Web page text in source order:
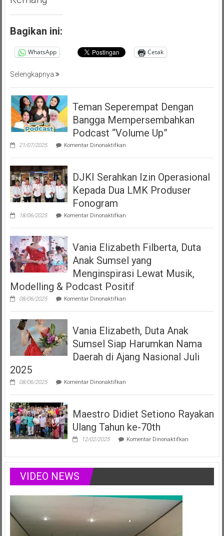
Bagikan ini:
WhatsApp Cetak
Selengkapnya
Teman Seperempat Dengan
Bangga Mempersembahkan
Podcast “Volume Up”
21/07/2025 Komentar Dinonaktifkanpada
Seperempat
Bangga
Mempersembahkan
Podcast
DJKI Serahkan Izin Operasional
Kepada Dua LMK Produser
Fonogram
18/06/2025 Komentar Dinonaktifkanpada
Serahkan
Operasional
Kepada
Dua
LMK
Produser
Fonogram
Vania Elizabeth Filberta, Duta
Anak Sumsel yang
Menginspirasi Lewat Musik,
Modelling & Podcast Positif
08/06/2025 Komentar Dinonaktifkanpada
Elizabeth
Duta
Anak
Sumsel
Menginspirasi
Modelling
Positif
Vania Elizabeth, Duta Anak
Sumsel Siap Harumkan Nama
Daerah di Ajang Nasional Juli
2025
08/06/2025 Komentar Dinonaktifkanpada
Elizabeth,
Anak
Sumsel
Siap
Harumkan
Ajang
Juli
Maestro Didiet Setiono Rayakan
Ulang Tahun ke-70th
12/02/2025 Komentar Dinonaktifkanpada
Setiono
Rayakan
Tahun
VIDEO NEWS